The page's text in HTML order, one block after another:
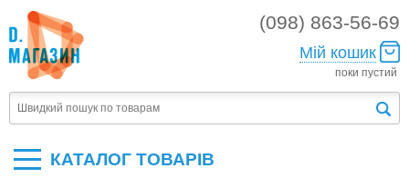
(098) 863-56-69
Мій кошик
поки пустий
КАТАЛОГ ТОВАРIВ